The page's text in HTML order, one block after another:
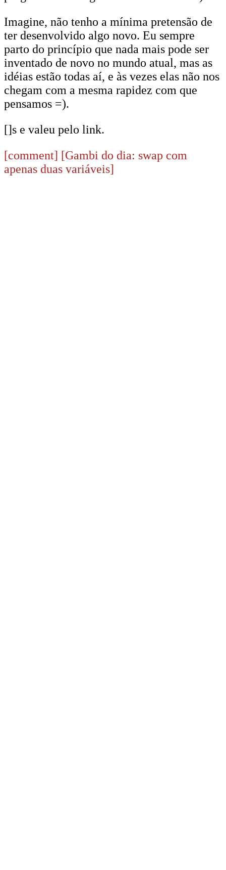
Imagine, não tenho a mínima pretensão de
ter desenvolvido algo novo. Eu sempre
parto do princípio que nada mais pode ser
inventado de novo no mundo atual, mas as
idéias estão todas aí, e às vezes elas não nos
chegam com a mesma rapidez com que
pensamos =).
[]s e valeu pelo link.
[comment] [Gambi do dia: swap com
apenas duas variáveis]